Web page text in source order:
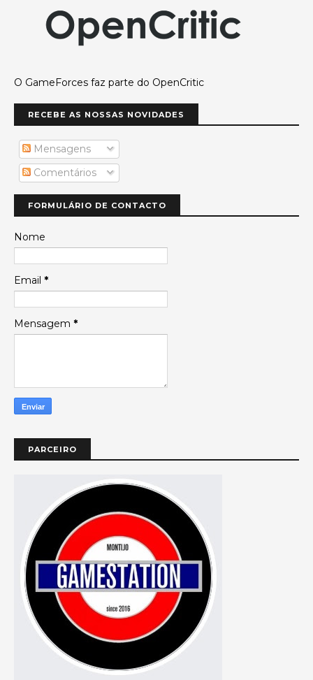
O GameForces faz parte do OpenCritic
RECEBE AS NOSSAS NOVIDADES
Mensagens
Comentários
FORMULÁRIO DE CONTACTO
Nome
Email *
Mensagem *
PARCEIRO